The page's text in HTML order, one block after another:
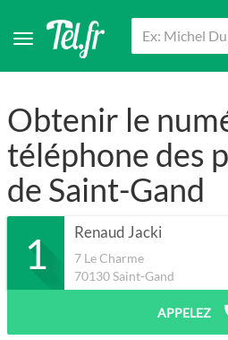
Obtenir le
téléphone des
de Saint-Gand
1 Renaud Jacki
7 Le Charme
70130Saint-Gand
APPELEZ